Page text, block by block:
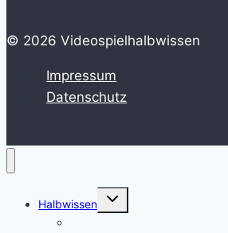
© 2026 Videospielhalbwissen
Impressum
Datenschutz
Halbwissen
Untermenü